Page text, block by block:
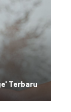
Terbaru